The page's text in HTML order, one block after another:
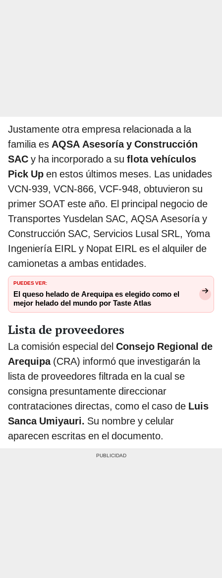
Justamente otra empresa relacionada a la
familia es AQSA Asesoría y Construcción
SAC y ha incorporado a su flota vehículos
Pick Up en estos últimos meses. Las unidades
VCN-939, VCN-866, VCF-948, obtuvieron su
primer SOAT este año. El principal negocio de
Transportes Yusdelan SAC, AQSA Asesoría y
Construcción SAC, Servicios Lusal SRL, Yoma
Ingeniería EIRL y Nopat EIRL es el alquiler de
camionetas a ambas entidades.
PUEDES VER:
El queso helado de Arequipa es elegido como el
mejor helado del mundo por Taste Atlas
Lista de proveedores
La comisión especial del Consejo Regional de
Arequipa(CRA) informó que investigarán la
lista de proveedores filtrada en la cual se
consigna presuntamente direccionar
contrataciones directas, como el caso de Luis
Sanca Umiyauri. Su nombre y celular
aparecen escritas en el documento.